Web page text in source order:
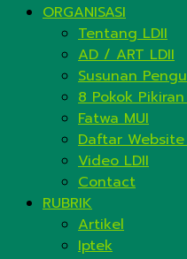
ORGANISASI
Tentang LDII
AD / ART LDII
Susunan
8 Pokok Pikiran
Fatwa MUI
Daftar Website
Video LDII
Contact
RUBRIK
Artikel
Iptek